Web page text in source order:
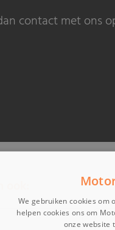
contact met ons
We gebruiken cookies om
helpen cookies ons om
onze website